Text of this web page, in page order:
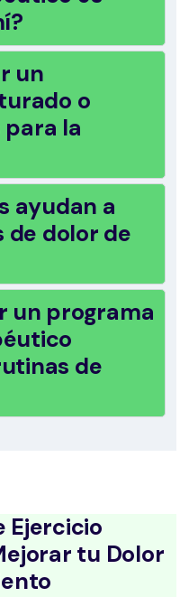
un
o
la
ayudan a
de dolor de
un programa
de
Ejercicio
tu Dolor